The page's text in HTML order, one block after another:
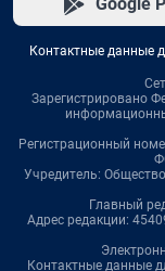
Google
Контактные данные
Зарегистрировано
Регистрационный
Учредитель:
Главный
Адрес редакции:
Контактные данные